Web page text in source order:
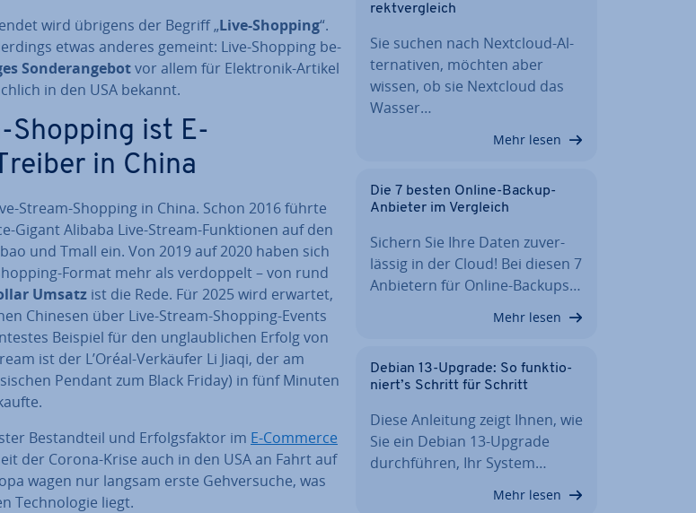
wird übrigens der Begriff „Live-Shopping“.
etwas anderes gemeint: Live-Shopping be­
Son­der­an­ge­botvor allem für Elek­tro­nik-Artikel
in den USA bekannt.
Shopping ist E-
in China
Stream-Shopping in China. Schon 2016 führte
Gigant Alibaba Live-Stream-Funk­tio­nen auf den
und Tmall ein. Von 2019 auf 2020 haben sich
Format mehr als ver­dop­pelt – von rund
Umsatz ist die Rede. Für 2025 wird erwartet,
Chinesen über Live-Stream-Shopping-Events
Beispiel für den un­glaub­li­chen Erfolg von
ist der L’Oréal-Verkäufer Li Jiaqi, der am
Pendant zum Black Friday) in fünf Minuten
Be­stand­teil und Er­folgs­fak­tor im E-Commerce
der Corona-Krise auch in den USA an Fahrt auf
wagen nur langsam erste Geh­ver­su­che, was
Tech­no­lo­gie liegt.
rekt­ver­gleich
Sie suchen nach Nextcloud-Al­
ter­na­ti­ven, möchten aber
wissen, ob sie Nextcloud das
Wasser…
Mehr lesen
Die 7 besten Online-Backup-
Anbieter im Vergleich
Sichern Sie Ihre Daten zu­ver­
läs­sig in der Cloud! Bei diesen 7
Anbietern für Online-Backups…
Mehr lesen
Debian 13-Upgrade: So funk­tio­
niert’s Schritt für Schritt
Diese Anleitung zeigt Ihnen, wie
Sie ein Debian 13-Upgrade
durch­füh­ren, Ihr System…
Mehr lesen